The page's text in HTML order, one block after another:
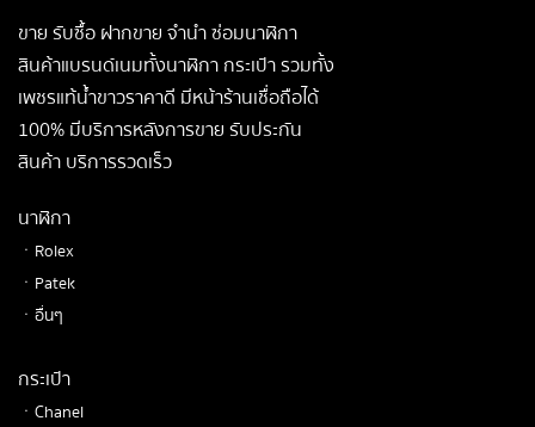
ขาย รับซื้อ ฝากขาย จำนำ ซ่อมนาฬิกา
สินค้าแบรนด์เนมทั้งนาฬิกา กระเป๋า รวมทั้ง
เพชรแท้น้ำขาวราคาดี มีหน้าร้านเชื่อถือได้
100% มีบริการหลังการขาย รับประกัน
สินค้า บริการรวดเร็ว
นาฬิกา
ㆍRolex
ㆍPatek
ㆍอื่นๆ
กระเป๋า
ㆍChanel